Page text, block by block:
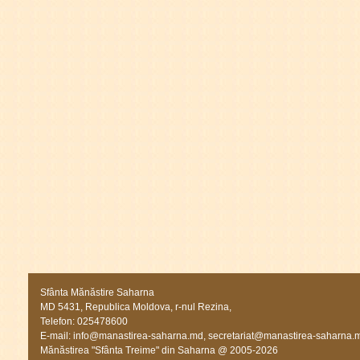
Sfânta Mănăstire Saharna
MD 5431, Republica Moldova, r-nul Rezina,
Telefon: 025478600
E-mail: info@manastirea-saharna.md , secretariat@manastirea-
Mănăstirea "Sfânta Treime" din Saharna @ 2005-2026